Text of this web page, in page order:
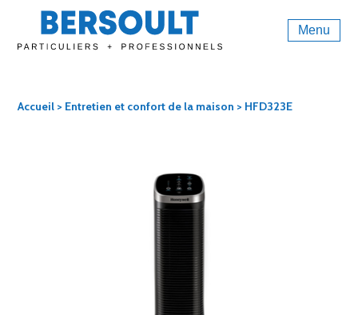
Menu
Accueil > Entretien et confort de la maison > HFD323E